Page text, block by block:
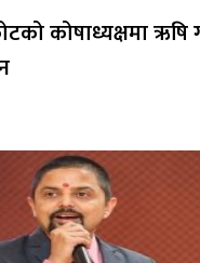
कोषाध्यक्षमा ऋषि